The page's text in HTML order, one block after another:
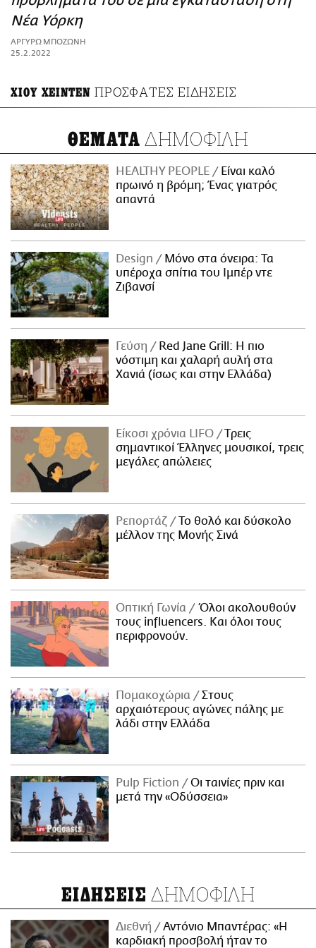
ΑΜΠΑ
PRINT
Νέα Υόρκη
ΑΡΓΥΡΩ ΜΠΟΖΩΝΗ
25.2.2022
ΧΙΟΥ ΧΕΙΝΤΕΝ ΠΡΟΣΦΑΤΕΣ ΕΙΔΗΣΕΙΣ
ΘΕΜΑΤΑ ΔΗΜΟΦΙΛΗ
HEALTHY PEOPLE
Είναι καλό
πρωινό η βρόμη; Ένας γιατρός
απαντά
Design
Μόνο στα όνειρα: Τα
υπέροχα σπίτια του Ιμπέρ ντε
Ζιβανσί
Γεύση
Red Jane Grill: Η πιο
νόστιμη και χαλαρή αυλή στα
Χανιά (ίσως και στην Ελλάδα)
Είκοσι χρόνια LIFO
Tρεις
σημαντικοί Έλληνες μουσικοί, τρεις
μεγάλες απώλειες
Ρεπορτάζ
Το θολό και δύσκολο
μέλλον της Μονής Σινά
Οπτική Γωνία
Όλοι ακολουθούν
τους influencers. Και όλοι τους
περιφρονούν.
Πομακοχώρια
Στους
αρχαιότερους αγώνες πάλης με
λάδι στην Ελλάδα
Pulp Fiction
Οι ταινίες πριν και
μετά την «Οδύσσεια»
ΕΙΔΗΣΕΙΣ ΔΗΜΟΦΙΛΗ
Διεθνή
Αντόνιο Μπαντέρας: «Η
καρδιακή προσβολή ήταν το